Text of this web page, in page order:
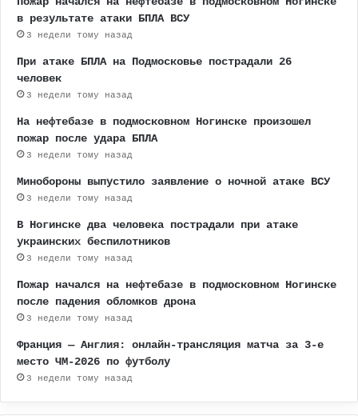
в результате атаки БПЛА ВСУ
3 недели тому назад
При атаке БПЛА на Подмосковье пострадали 26
человек
3 недели тому назад
На нефтебазе в подмосковном Ногинске произошел
пожар после удара БПЛА
3 недели тому назад
Минобороны выпустило заявление о ночной атаке ВСУ
3 недели тому назад
В Ногинске два человека пострадали при атаке
украинских беспилотников
3 недели тому назад
Пожар начался на нефтебазе в подмосковном Ногинске
после падения обломков дрона
3 недели тому назад
Франция — Англия: онлайн-трансляция матча за 3-е
место ЧМ-2026 по футболу
3 недели тому назад